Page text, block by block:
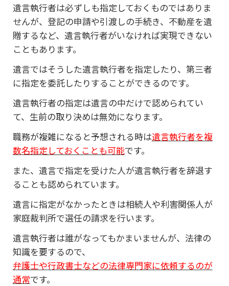
遺言執行者は必ずしも指定しておくものではありま
せんが、登記の申請や引渡しの手続き、不動産を遺
贈するなど、遺言執行者がいなければ実現できない
こともあります。
遺言ではそうした遺言執行者を指定したり、第三者
に指定を委託したりすることができるのです。
遺言執行者の指定は遺言の中だけで認められてい
て、生前の取り決めは無効になります。
職務が複雑になると予想される時は遺言執行者を複
数名指定しておくことも可能です。
また、遺言で指定を受けた人が遺言執行者を辞退す
ることも認められています。
遺言に指定がなかったときは相続人や利害関係人が
家庭裁判所で選任の請求を行います。
遺言執行者は誰がなってもかまいませんが、法律の
知識を要するので、
弁護士や行政書士などの法律専門家に依頼するのが
通常です。